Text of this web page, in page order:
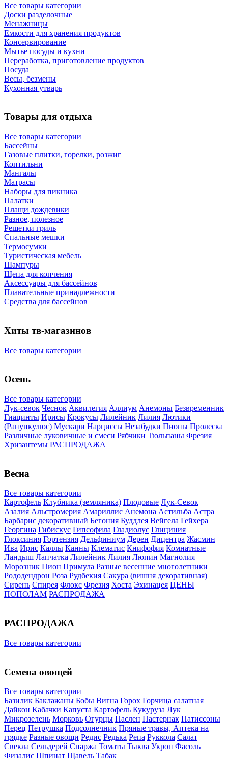
Все товары категории
Доски разделочные
Менажницы
Емкости для хранения продуктов
Консервирование
Мытье посуды и кухни
Переработка, приготовление продуктов
Посуда
Весы, безмены
Кухонная утварь
Товары для отдыха
Все товары категории
Бассейны
Газовые плитки, горелки, розжиг
Коптильни
Мангалы
Матрасы
Наборы для пикника
Палатки
Плащи дождевики
Разное, полезное
Решетки гриль
Спальные мешки
Термосумки
Туристическая мебель
Шампуры
Щепа для копчения
Аксессуары для бассейнов
Плавательные принадлежности
Средства для бассейнов
Хиты тв-магазинов
Все товары категории
Осень
Все товары категории
Лук-севок Чеснок Аквилегия Аллиум Анемоны Безвременник
Гиацинты Ирисы Крокусы Лилейник Лилия Лютики
(Ранункулюс) Мускари Нарцисcы Незабудки Пионы Пролеска
Различные луковичные и смеси Рябчики Тюльпаны Фрезия
Хризантемы РАСПРОДАЖА
Весна
Все товары категории
Картофель Клубника (земляника) Плодовые Лук-Севок
Азалия Альстромерия Амариллис Анемона Астильба Астра
Барбарис декоративный Бегония Буддлея Вейгела Гейхера
Георгина Гибискус Гипсофила Гладиолус Глициния
Глоксиния Гортензия Дельфиниум Дерен Дицентра Жасмин
Ива Ирис Каллы Канны Клематис Книфофия Комнатные
Ландыш Лапчатка Лилейник Лилия Люпин Магнолия
Морозник Пион Примула Разные весенние многолетники
Рододендрон Роза Рудбекия Сакура (вишня декоративная)
Сирень Спирея Флокс Фрезия Хоста Эхинацея ЦЕНЫ
ПОПОЛАМ РАСПРОДАЖА
РАСПРОДАЖА
Все товары категории
Семена овощей
Все товары категории
Базилик Баклажаны Бобы Вигна Горох Горчица салатная
Дайкон Кабачки Капуста Картофель Кукуруза Лук
Микрозелень Морковь Огурцы Паслен Пастернак Патиссоны
Перец Петрушка Подсолнечник Пряные травы, Аптека на
грядке Разные овощи Редис Редька Репа Руккола Салат
Свекла Сельдерей Спаржа Томаты Тыква Укроп Фасоль
Физалис Шпинат Щавель Табак